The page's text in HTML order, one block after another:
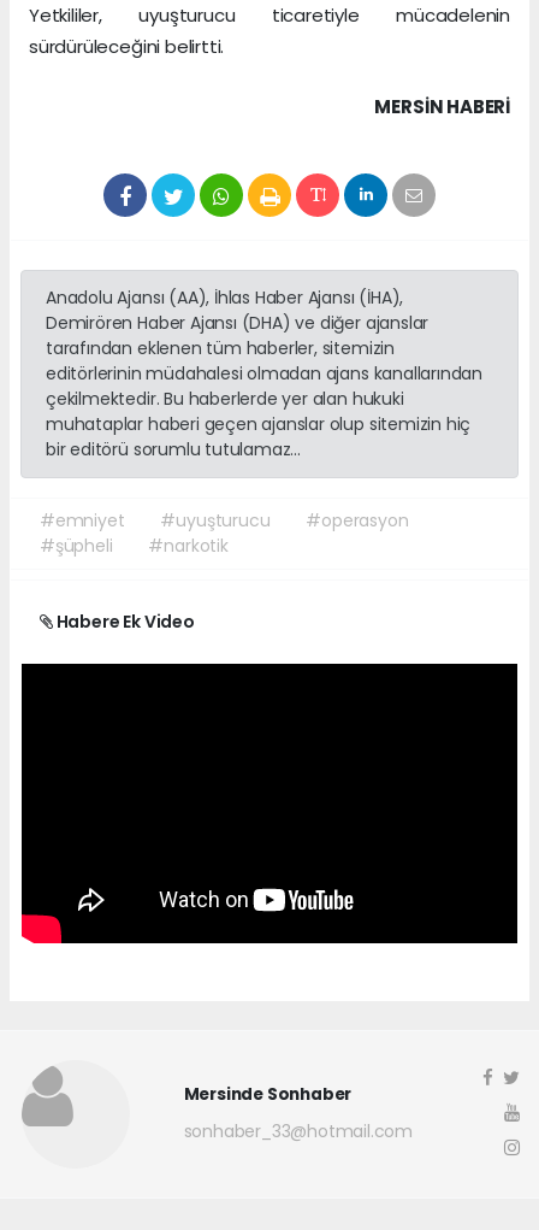
Yetkililer, uyuşturucu ticaretiyle mücadelenin
sürdürüleceğini belirtti.
MERSIN HABERİ
Anadolu Ajansı (AA), İhlas Haber Ajansı (İHA),
Demirören Haber Ajansı (DHA) ve diğer ajanslar
tarafından eklenen tüm haberler, sitemizin
editörlerinin müdahalesi olmadan ajans kanallarından
çekilmektedir. Bu haberlerde yer alan hukuki
muhataplar haberi geçen ajanslar olup sitemizin hiç
bir editörü sorumlu tutulamaz...
#emniyet #uyuşturucu
#operasyon
#şüpheli
#narkotik
Habere Ek Video
Mersinde Sonhaber
sonhaber_33@hotmail.com